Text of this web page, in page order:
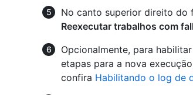
No canto superior direito do
Reexecutar trabalhos com
Opcionalmente, para
etapas para a nova
confira Habilitando o log de